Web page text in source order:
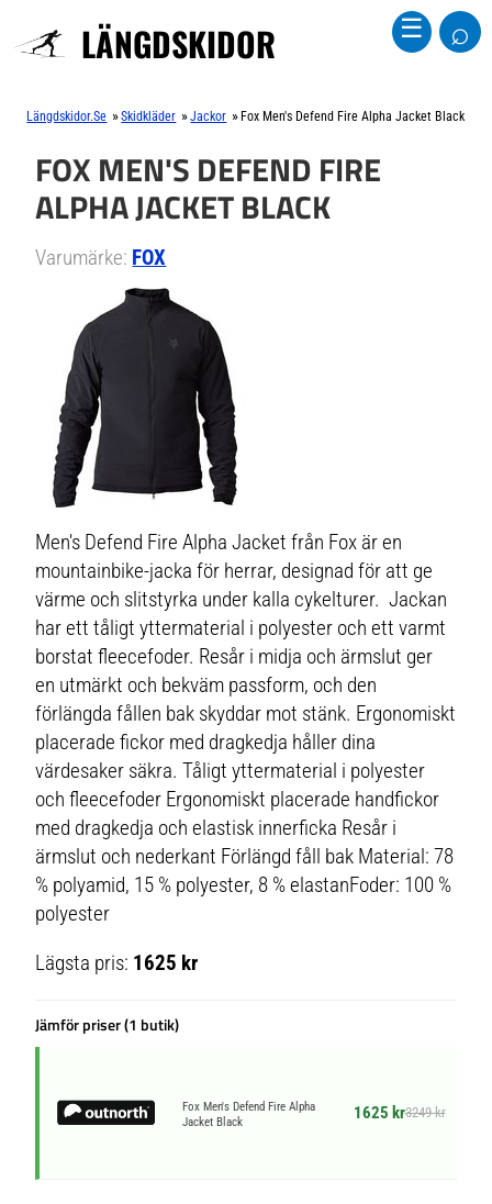
LÄNGDSKIDOR ☰ ⌕
Längdskidor.se »Skidkläder »Jackor » Fox Men's Defend Fire Alpha Jacket Black
FOX MEN'S DEFEND FIRE
ALPHA JACKET BLACK
Varumärke: FOX
Men's Defend Fire Alpha Jacket från Fox är en
mountainbike-jacka för herrar, designad för att ge
värme och slitstyrka under kalla cykelturer. Jackan
har ett tåligt yttermaterial i polyester och ett varmt
borstat fleecefoder. Resår i midja och ärmslut ger
en utmärkt och bekväm passform, och den
förlängda fållen bak skyddar mot stänk. Ergonomiskt
placerade fickor med dragkedja håller dina
värdesaker säkra. Tåligt yttermaterial i polyester
och fleecefoder Ergonomiskt placerade handfickor
med dragkedja och elastisk innerficka Resår i
ärmslut och nederkant Förlängd fåll bak Material: 78
% polyamid, 15 % polyester, 8 % elastanFoder: 100 %
polyester
Lägsta pris: 1625 kr
Jämför priser (1 butik)
Fox Men's Defend Fire Alpha
Jacket Black
1625 kr3249 kr